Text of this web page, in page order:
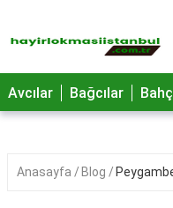
Avcılar Bağcılar
Anasayfa Blog